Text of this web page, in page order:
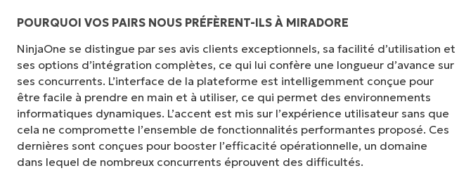
POURQUOI VOS PAIRS NOUS PRÉFÈRENT-ILS À MIRADORE
NinjaOne se distingue par ses avis clients exceptionnels, sa facilité d’utilisation et
ses options d’intégration complètes, ce qui lui confère une longueur d’avance sur
ses concurrents. L’interface de la plateforme est intelligemment conçue pour
être facile à prendre en main et à utiliser, ce qui permet des environnements
informatiques dynamiques. L’accent est mis sur l’expérience utilisateur sans que
cela ne compromette l’ensemble de fonctionnalités performantes proposé. Ces
dernières sont conçues pour booster l’efficacité opérationnelle, un domaine
dans lequel de nombreux concurrents éprouvent des difficultés.
« NinjaOne est extrêmement simple d'utilisation grâce à une interface fluide
et des fonctionnalités back-end puissantes. Pas de configuration complexe
ou d'interface difficile à maîtriser. Toutes les options et tous les outils sont
clairement étiquetés, faciles à comprendre et il est très facile de s'y
retrouver. »
Ryan Reiffenberger
Reiffenberger.NET Technology Solutions